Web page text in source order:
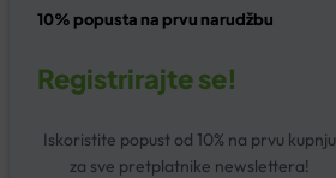
10% popusta na prvu narudžbu
Registrirajte se!
Iskoristite popust od 10% na prvu kupnju
za sve pretplatnike newslettera!